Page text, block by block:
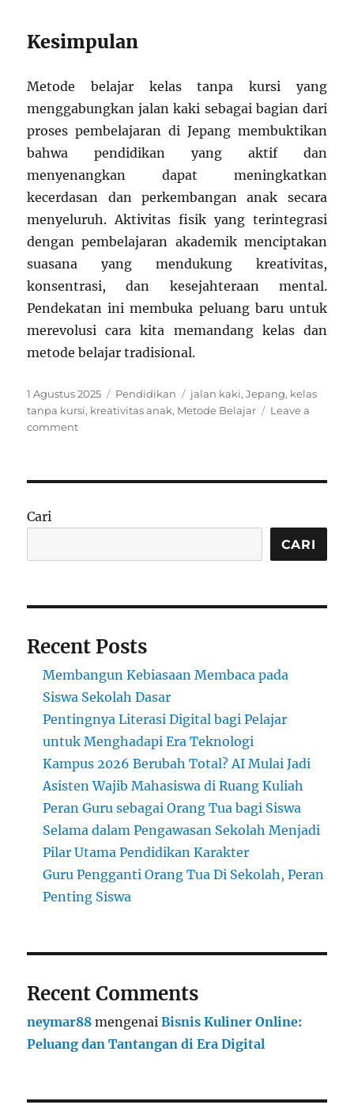
Kesimpulan
Metode belajar kelas tanpa kursi yang
menggabungkan jalan kaki sebagai bagian dari
proses pembelajaran di Jepang membuktikan
bahwa pendidikan yang aktif dan
menyenangkan dapat meningkatkan
kecerdasan dan perkembangan anak secara
menyeluruh. Aktivitas fisik yang terintegrasi
dengan pembelajaran akademik menciptakan
suasana yang mendukung kreativitas,
konsentrasi, dan kesejahteraan mental.
Pendekatan ini membuka peluang baru untuk
merevolusi cara kita memandang kelas dan
metode belajar tradisional.
Posted
on
1 Agustus 2025 Categories
Pendidikan Tags
jalan kaki,Jepang, kelas
tanpa kursi, kreativitas anak, Metode Belajar
Leave a
commenton
Jalan
di
Justru
Anak
Cerdas
Cari
CARI
Recent Posts
Membangun Kebiasaan Membaca pada
Siswa Sekolah Dasar
Pentingnya Literasi Digital bagi Pelajar
untuk Menghadapi Era Teknologi
Kampus 2026 Berubah Total? AI Mulai Jadi
Asisten Wajib Mahasiswa di Ruang Kuliah
Peran Guru sebagai Orang Tua bagi Siswa
Selama dalam Pengawasan Sekolah Menjadi
Pilar Utama Pendidikan Karakter
Guru Pengganti Orang Tua Di Sekolah, Peran
Penting Siswa
Recent Comments
neymar88 mengenaiBisnis Kuliner Online:
Peluang dan Tantangan di Era Digital